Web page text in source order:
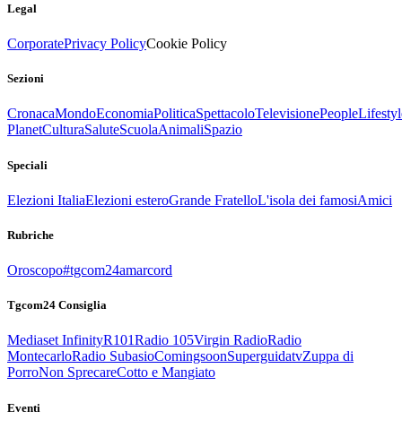
Legal
CorporatePrivacy PolicyCookie Policy
Sezioni
CronacaMondoEconomiaPoliticaSpettacoloTelevisionePeople
PlanetCulturaSaluteScuolaAnimaliSpazio
Speciali
Elezioni ItaliaElezioni esteroGrande FratelloL'isola dei famosiAmici
Rubriche
Oroscopo#tgcom24amarcord
Tgcom24 Consiglia
Mediaset InfinityR101Radio 105Virgin RadioRadio
MontecarloRadio SubasioComingsoonSuperguidatvZuppa di
PorroNon SprecareCotto e Mangiato
Eventi